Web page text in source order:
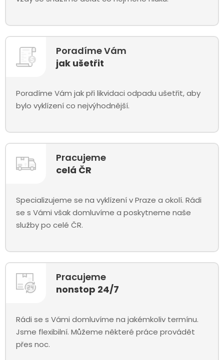
Poradíme Vám
jak ušetřit
Poradíme Vám jak při likvidaci odpadu ušetřit, aby
bylo vyklízení co nejvýhodnější.
Pracujeme
celá ČR
Specializujeme se na vyklízení v Praze a okolí. Rádi
se s Vámi však domluvíme a poskytneme naše
služby po celé ČR.
Pracujeme
nonstop 24/7
Rádi se s Vámi domluvíme na jakémkoliv termínu.
Jsme flexibilní. Můžeme některé práce provádět
přes noc.